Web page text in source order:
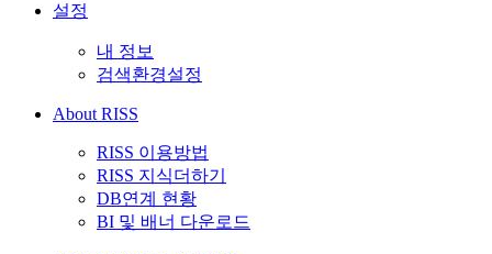
설정
내 정보
검색환경설정
About RISS
RISS 이용방법
RISS 지식더하기
DB연계 현황
BI 및 배너 다운로드